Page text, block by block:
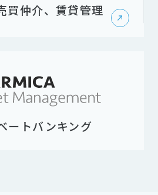
買仲介、賃貸管理
ートバンキング